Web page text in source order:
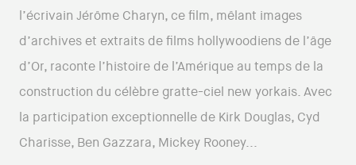
l’écrivain Jérôme Charyn, ce film, mêlant images
d’archives et extraits de films hollywoodiens de l’âge
d’Or, raconte l’histoire de l’Amérique au temps de la
construction du célèbre gratte-ciel new yorkais. Avec
la participation exceptionnelle de Kirk Douglas, Cyd
Charisse, Ben Gazzara, Mickey Rooney...